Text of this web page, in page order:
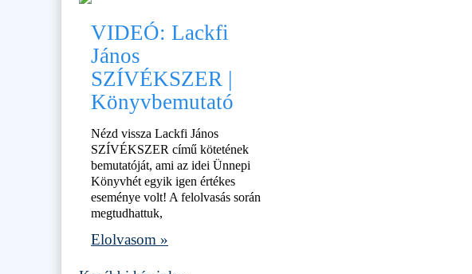
VIDEÓ: Lackfi
János
SZÍVÉKSZER |
Könyvbemutató
Nézd vissza Lackfi János
SZÍVÉKSZER című kötetének
bemutatóját, ami az idei Ünnepi
Könyvhét egyik igen értékes
eseménye volt! A felolvasás során
megtudhattuk,
Elolvasom »